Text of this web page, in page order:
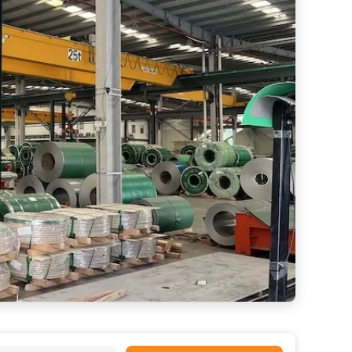
2.4819 Hastelloy C276 Şerit Bobin Soğuk Sıcak Haddelenmiş Levha Levha
Rulo Korozyona Dirençli